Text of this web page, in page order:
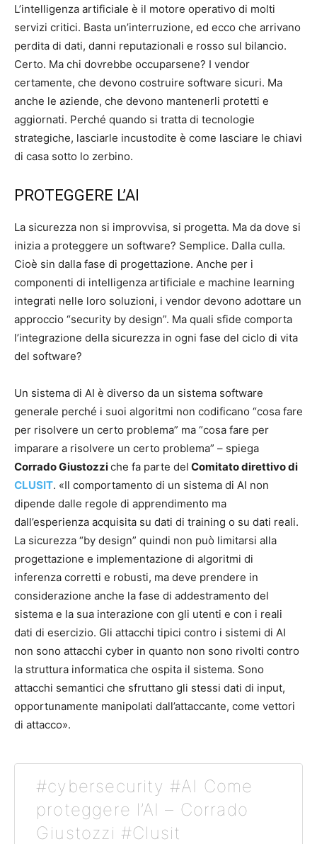
L’intelligenza artificiale è il motore operativo di molti
servizi critici. Basta un’interruzione, ed ecco che arrivano
perdita di dati, danni reputazionali e rosso sul bilancio.
Certo. Ma chi dovrebbe occuparsene? I vendor
certamente, che devono costruire software sicuri. Ma
anche le aziende, che devono mantenerli protetti e
aggiornati. Perché quando si tratta di tecnologie
strategiche, lasciarle incustodite è come lasciare le chiavi
di casa sotto lo zerbino.
PROTEGGERE L’AI
La sicurezza non si improvvisa, si progetta. Ma da dove si
inizia a proteggere un software? Semplice. Dalla culla.
Cioè sin dalla fase di progettazione. Anche per i
componenti di intelligenza artificiale e machine learning
integrati nelle loro soluzioni, i vendor devono adottare un
approccio “security by design”. Ma quali sfide comporta
l’integrazione della sicurezza in ogni fase del ciclo di vita
del software?
Un sistema di AI è diverso da un sistema software
generale perché i suoi algoritmi non codificano “cosa fare
per risolvere un certo problema” ma “cosa fare per
imparare a risolvere un certo problema” – spiega
Corrado Giustozziche fa parte del Comitato direttivo di
CLUSIT. «Il comportamento di un sistema di AI non
dipende dalle regole di apprendimento ma
dall’esperienza acquisita su dati di training o su dati reali.
La sicurezza “by design” quindi non può limitarsi alla
progettazione e implementazione di algoritmi di
inferenza corretti e robusti, ma deve prendere in
considerazione anche la fase di addestramento del
sistema e la sua interazione con gli utenti e con i reali
dati di esercizio. Gli attacchi tipici contro i sistemi di AI
non sono attacchi cyber in quanto non sono rivolti contro
la struttura informatica che ospita il sistema. Sono
attacchi semantici che sfruttano gli stessi dati di input,
opportunamente manipolati dall’attaccante, come vettori
di attacco».
#cybersecurity #AI Come
proteggere l’AI – Corrado
Giustozzi #Clusit